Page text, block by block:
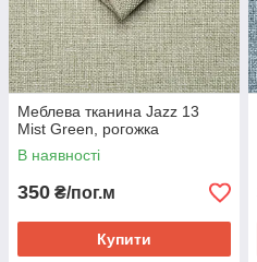
Меблева тканина Jazz 13
Mist Green, рогожка
В наявності
350 ₴/пог.м
Купити